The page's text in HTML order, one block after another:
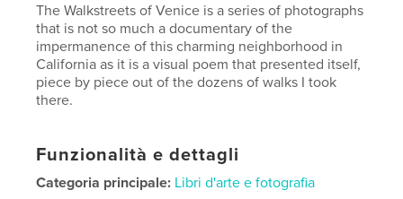
The Walkstreets of Venice is a series of photographs
that is not so much a documentary of the
impermanence of this charming neighborhood in
California as it is a visual poem that presented itself,
piece by piece out of the dozens of walks I took
there.
Funzionalità e dettagli
Categoria principale: Libri d'arte e fotografia